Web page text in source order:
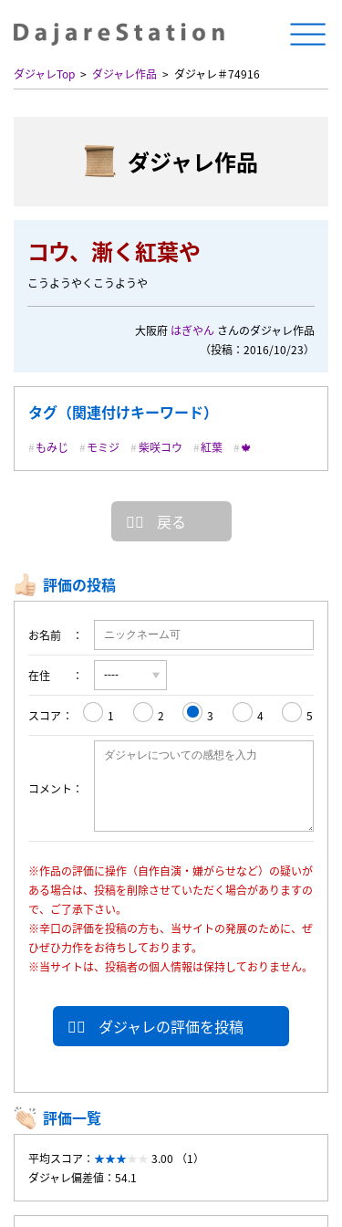
ダジャレTop ダジャレ作品 ダジャレ＃74916
ダジャレ作品
コウ、漸く紅葉や
こうようやくこうようや
大阪府 はぎやん さんのダジャレ作品
（投稿：2016/10/23）
タグ（関連付けキーワード）
もみじ モミジ 柴咲コウ 紅葉 🍁
戻る
評価の投稿
お名前
在住
スコア 1 2 3 4 5
コメント
※作品の評価に操作（自作自演・嫌がらせなど）の疑いが
ある場合は、投稿を削除させていただく場合がありますの
で、ご了承下さい。
※辛口の評価を投稿の方も、当サイトの発展のために、ぜ
ひぜひ力作をお待ちしております。
※当サイトは、投稿者の個人情報は保持しておりません。
ダジャレの評価を投稿
評価一覧
平均スコア：
3.00 （1）
ダジャレ偏差値：54.1